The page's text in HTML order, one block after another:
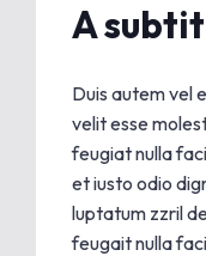
A
Duis autem vel
velit esse
feugiat nulla
et iusto odio
luptatum zzril
feugait nulla